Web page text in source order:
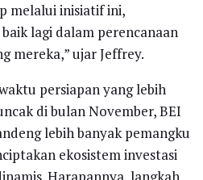
melalui inisiatif ini,
lagi dalam perencanaan
mereka,” ujar Jeffrey.
persiapan yang lebih
di bulan November, BEI
lebih banyak pemangku
ekosistem investasi